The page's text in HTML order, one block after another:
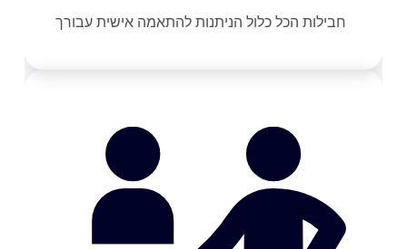
חבילות הכל כלול הניתנות להתאמה אישית עבורך